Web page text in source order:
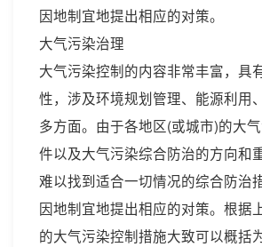
因地制宜地提出相应的对策。
大气污染治理
大气污染控制的内容非常丰富，具
性，涉及环境规划管理、能源利用
多方面。由于各地区(或城市)的大
件以及大气污染综合防治的方向和
难以找到适合一切情况的综合防治
因地制宜地提出相应的对策。根据
的大气污染控制措施大致可以概括